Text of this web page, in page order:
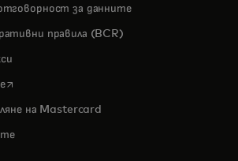
за данните
правила (BCR)
opens in a new tab
на Mastercard